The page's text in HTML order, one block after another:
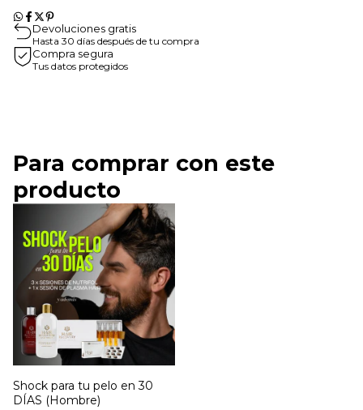
Devoluciones gratis
Hasta 30 días después de tu compra
Compra segura
Tus datos protegidos
Para comprar con este
producto
Shock para tu pelo en 30
DÍAS (Hombre)